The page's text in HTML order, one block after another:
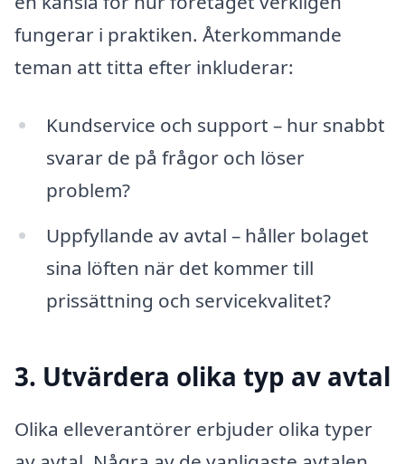
fungerar i praktiken. Återkommande
teman att titta efter inkluderar:
Kundservice och support – hur snabbt
svarar de på frågor och löser
problem?
Uppfyllande av avtal – håller bolaget
sina löften när det kommer till
prissättning och servicekvalitet?
3. Utvärdera olika typ av avtal
Olika elleverantörer erbjuder olika typer